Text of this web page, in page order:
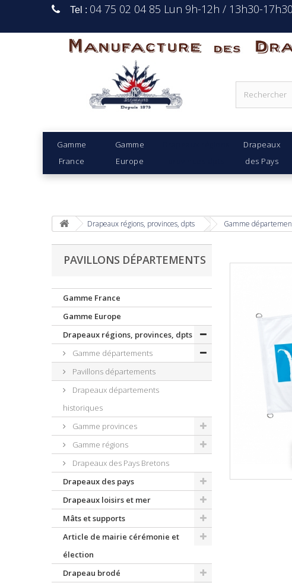
Tel : 04 75 02 04 85 Lun 9h-12h / 13h30-
Manufacture Des
Gamme
France
Gamme
Europe
Drapeaux
des Pays
Drapeaux régions, provinces, dpts Gamme
PAVILLONS DÉPARTEMENTS
Gamme France
Gamme Europe
Drapeaux régions, provinces, dpts
Gamme départements
Pavillons départements
Drapeaux départements
historiques
Gamme provinces
Gamme régions
Drapeaux des Pays Bretons
Drapeaux des pays
Drapeaux loisirs et mer
Mâts et supports
Article de mairie cérémonie et
élection
Drapeau brodé